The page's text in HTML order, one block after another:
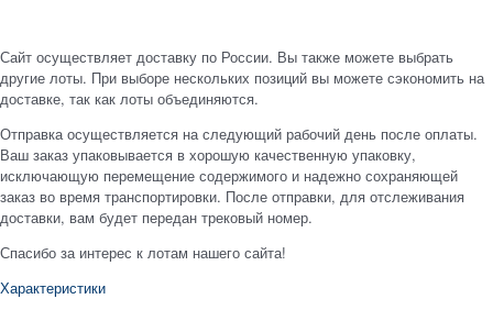
Сайт осуществляет доставку по России. Вы также можете выбрать
другие лоты. При выборе нескольких позиций вы можете сэкономить на
доставке, так как лоты объединяются.
Отправка осуществляется на следующий рабочий день после оплаты.
Ваш заказ упаковывается в хорошую качественную упаковку,
исключающую перемещение содержимого и надежно сохраняющей
заказ во время транспортировки. После отправки, для отслеживания
доставки, вам будет передан трековый номер.
Спасибо за интерес к лотам нашего сайта!
Характеристики